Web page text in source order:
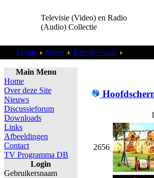
Televisie (Video) en Radio
(Audio) Collectie
Home Show Bart de Graaf
Main Menu
Home
Over deze Site
Nieuws
Discussieforum
Downloads
Links
Afbeeldingen
Contact
TV Programma DB
Login
Gebruikersnaam
2656